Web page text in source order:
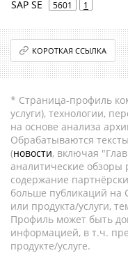
SAP SE 5601 1
КОРОТКАЯ ССЫЛКА
* Страница-профиль
услуги), технологии,
на основе анализа
Обрабатываются
(новости, включая
аналитические обзоры
содержание
больше публикаций на
или продукта/услуги,
Профиль может быть
информацией, в т.ч.
продукте/услуге.